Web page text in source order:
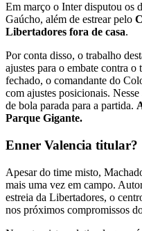
Em março o Inter disputou os
Gaúcho, além de estrear pelo
Libertadores fora de casa.
Por conta disso, o trabalho
ajustes para o embate contra
fechado, o comandante do
com ajustes posicionais.
de bola parada para a partida.
Parque Gigante.
Enner Valencia titular?
Apesar do time misto,
mais uma vez em campo.
estreia da Libertadores, o
nos próximos compromissos